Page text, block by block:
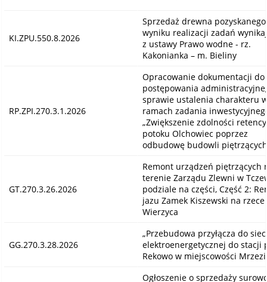
KI.ZPU.550.8.2026
Sprzedaż drewna
wyniku realizacji zadań
z ustawy Prawo wodne - rz.
Kakonianka – m. Bieliny
RP.ZPI.270.3.1.2026
Opracowanie dokumentacji do
postępowania
sprawie ustalenia charakteru
ramach zadania
„Zwiększenie zdolności
potoku Olchowiec poprzez
odbudowę budowli
GT.270.3.26.2026
Remont urządzeń piętrzących
terenie Zarządu Zlewni w
podziale na części, Część 2:
jazu Zamek Kiszewski na rzece
Wierzyca
GG.270.3.28.2026
„Przebudowa przyłącza do
elektroenergetycznej do stacji
Rekowo w miejscowości
Ogłoszenie o sprzedaży